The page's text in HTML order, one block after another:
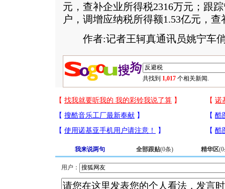
元，查补企业所得税2316万元；跟
户，调增应纳税所得额1.53亿元，
作者:记者王轲真通讯员姚宁车
共找到 1,017 个相关新闻.
我来说两句 全部跟贴(0条) 精华区(0
用户：